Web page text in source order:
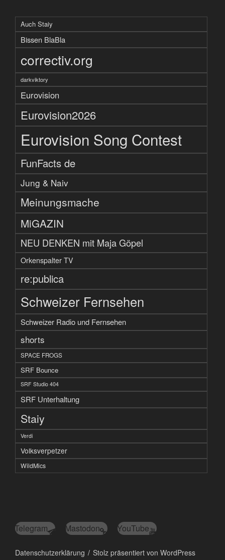
Auch Staiy
Bissen BlaBla
correctiv.org
darkviktory
Eurovision
Eurovision2026
Eurovision Song Contest
FunFacts de
Jung & Naiv
Meinungsmache
MiGAZIN
NEU DENKEN mit Maja Göpel
Orkenspalter TV
re:publica
Schweizer Fernsehen
Schweizer Radio und Fernsehen
shorts
SPACE FROGS
SRF Bounce
SRF Studio 404
SRF Unterhaltung
Staiy
Verdi
Volksverpetzer
WildMics
Telegram Mastodon YouTube
Datenschutzerklärung Stolz präsentiert von WordPress